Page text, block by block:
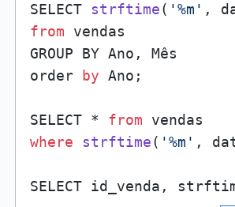
SELECT strftime( '%m' ,
from vendas
GROUP BY Ano, Mês
order
by Ano ;
SELECT * from
where
strftime( '%m' ,
SELECT id_venda,